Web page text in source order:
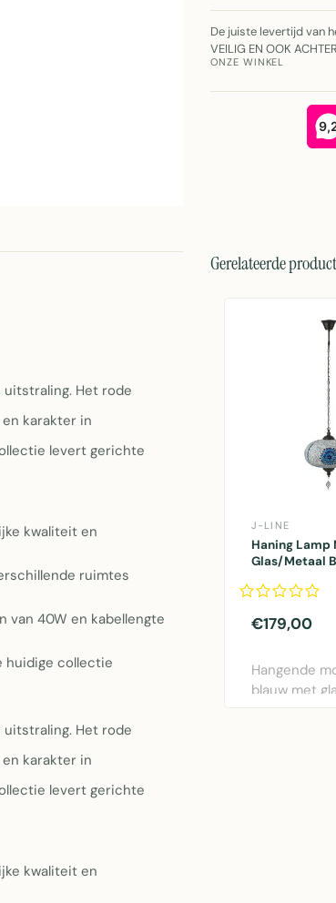
De juiste levertijd van
VEILIG EN OOK
ONZE WINKEL
Het rode
karakter in
levert gerichte
kwaliteit en
ruimtes
van 40W en kabellengte
huidige collectie
Het rode
karakter in
levert gerichte
kwaliteit en
Gerelateerde
J-LINE
Haning Lamp
Glas/Metaal
€179,00
Hangende
blauw met